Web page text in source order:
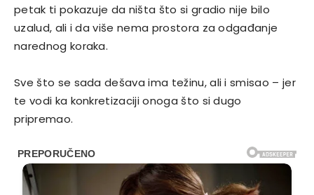
petak ti pokazuje da ništa što si gradio nije bilo
uzalud, ali i da više nema prostora za odgađanje
narednog koraka.
Sve što se sada dešava ima težinu, ali i smisao – jer
te vodi ka konkretizaciji onoga što si dugo
pripremao.